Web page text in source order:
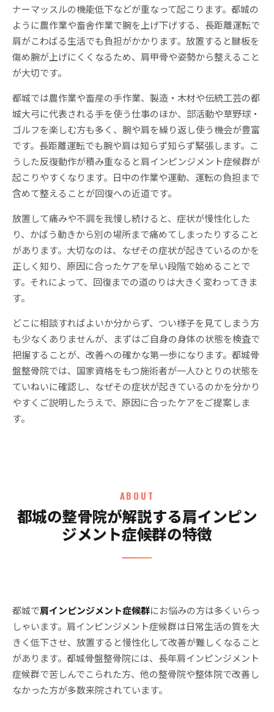
ナーマッスルの機能低下などが重なって起こります。都城の
ように農作業や畜舎作業で腕を上げ下げする、長距離運転で
肩がこわばる生活でも負担がかかります。放置すると腱板を
傷め腕が上げにくくなるため、肩甲骨や姿勢から整えること
が大切です。
都城では農作業や畜産の手作業、製造・木材や伝統工芸の都
城大弓に代表される手を使う仕事のほか、部活動や草野球・
ゴルフを楽しむ方も多く、腕や肩を繰り返し使う機会が豊富
です。長距離運転でも腕や肩は知らず知らず緊張します。こ
うした反復動作が積み重なると肩インピンジメント症候群が
起こりやすくなります。日中の作業や運動、運転の負担まで
含めて整えることが回復への近道です。
放置して痛みや不調を我慢し続けると、症状が慢性化した
り、かばう動きから別の場所まで痛めてしまったりすること
があります。大切なのは、なぜその症状が起きているのかを
正しく知り、原因に合ったケアを早い段階で始めることで
す。それによって、回復までの道のりは大きく変わってきま
す。
どこに相談すればよいか分からず、つい様子を見てしまう方
も少なくありませんが、まずはご自身の身体の状態を検査で
把握することが、改善への確かな第一歩になります。都城骨
盤整骨院では、国家資格をもつ施術者が一人ひとりの状態を
ていねいに確認し、なぜその症状が起きているのかを分かり
やすくご説明したうえで、原因に合ったケアをご提案しま
す。
ABOUT
都城の整骨院が解説する肩インピン
ジメント症候群の特徴
都城で肩インピンジメント症候群にお悩みの方は多くいらっ
しゃいます。肩インピンジメント症候群は日常生活の質を大
きく低下させ、放置すると慢性化して改善が難しくなること
があります。都城骨盤整骨院には、長年肩インピンジメント
症候群で苦しんでこられた方、他の整骨院や整体院で改善し
なかった方が多数来院されています。